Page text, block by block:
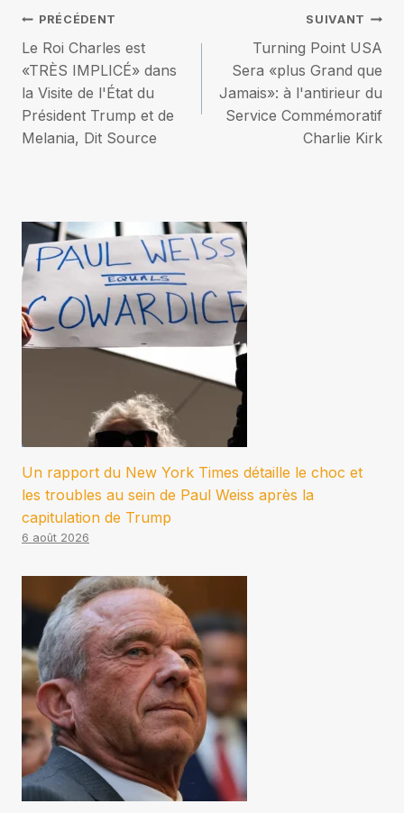
Navigation
de
l’article
PRÉCÉDENT
Le Roi Charles est
«TRÈS IMPLICÉ» dans
la Visite de l'État du
Président Trump et de
Melania, Dit Source
SUIVANT
Turning Point USA
Sera «plus Grand que
Jamais»: à l'antirieur du
Service Commémoratif
Charlie Kirk
Un rapport du New York Times détaille le choc et
les troubles au sein de Paul Weiss après la
capitulation de Trump
6 août 2026